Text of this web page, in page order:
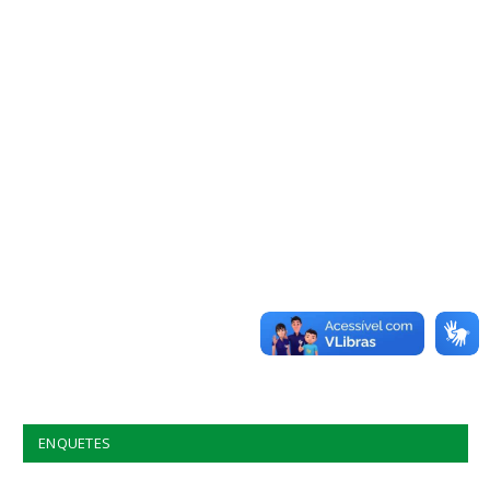
ENQUETES